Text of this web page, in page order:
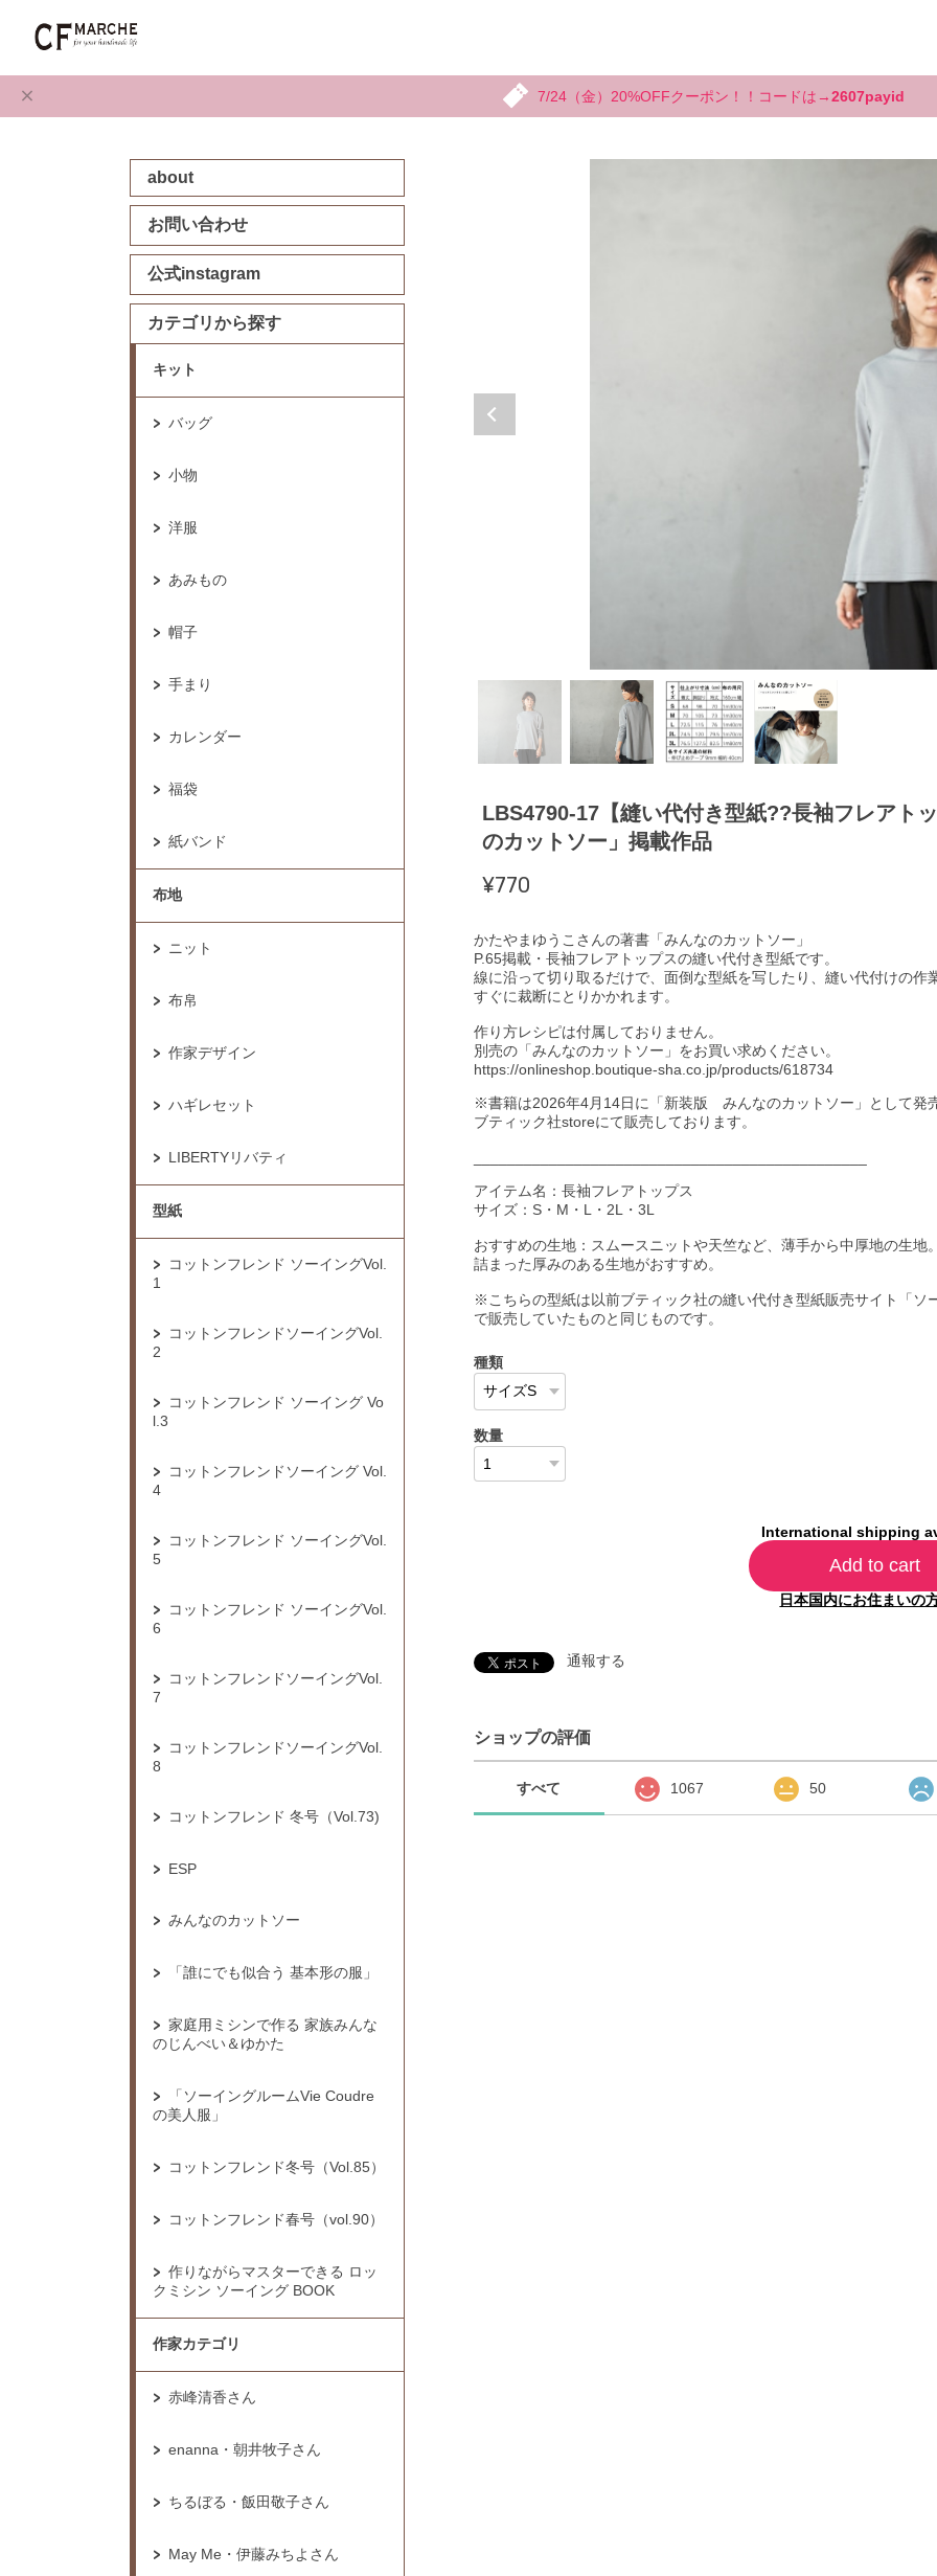
7/24（金）20%OFFクーポン！！コードは→2607payid
about
お問い合わせ
公式instagram
カテゴリから探す
キット
バッグ
小物
洋服
あみもの
帽子
手まり
カレンダー
福袋
紙バンド
布地
ニット
布帛
作家デザイン
ハギレセット
LIBERTYリバティ
型紙
コットンフレンド ソーイングVol.
1
コットンフレンドソーイングVol.
2
コットンフレンド ソーイング Vo
l.3
コットンフレンドソーイング Vol.
4
コットンフレンド ソーイングVol.
5
コットンフレンド ソーイングVol.
6
コットンフレンドソーイングVol.
7
コットンフレンドソーイングVol.
8
コットンフレンド 冬号（Vol.73)
ESP
みんなのカットソー
「誰にでも似合う 基本形の服」
家庭用ミシンで作る 家族みんな
のじんべい＆ゆかた
「ソーイングルームVie Coudre
の美人服」
コットンフレンド冬号（Vol.85）
コットンフレンド春号（vol.90）
作りながらマスターできる ロッ
クミシン ソーイング BOOK
作家カテゴリ
赤峰清香さん
enanna・朝井牧子さん
ちるぼる・飯田敬子さん
May Me・伊藤みちよさん
LBS4790-17【縫い代付き型紙??長袖フレアト
のカットソー」掲載作品
¥770
かたやまゆうこさんの著書「みんなのカットソー」
P.65掲載・長袖フレアトップスの縫い代付き型紙です。
線に沿って切り取るだけで、面倒な型紙を写したり、縫い代付けの作
すぐに裁断にとりかかれます。
作り方レシピは付属しておりません。
別売の「みんなのカットソー」をお買い求めください。
https://onlineshop.boutique-sha.co.jp/products/618734
※書籍は2026年4月14日に「新装版 みんなのカットソー」として発売
ブティック社storeにて販売しております。
アイテム名：長袖フレアトップス
サイズ：S・M・L・2L・3L
おすすめの生地：スムースニットや天竺など、薄手から中厚地の生
詰まった厚みのある生地がおすすめ。
※こちらの型紙は以前ブティック社の縫い代付き型紙販売サイト「ソ
で販売していたものと同じものです。
種類
数量
International shipping
Add to cart
日本国内にお住まいの
通報する
ショップの評価
すべて 1067 50